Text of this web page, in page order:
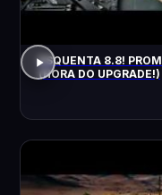
ESQUENTA 8.8!
(HORA DO UPGRADE!)